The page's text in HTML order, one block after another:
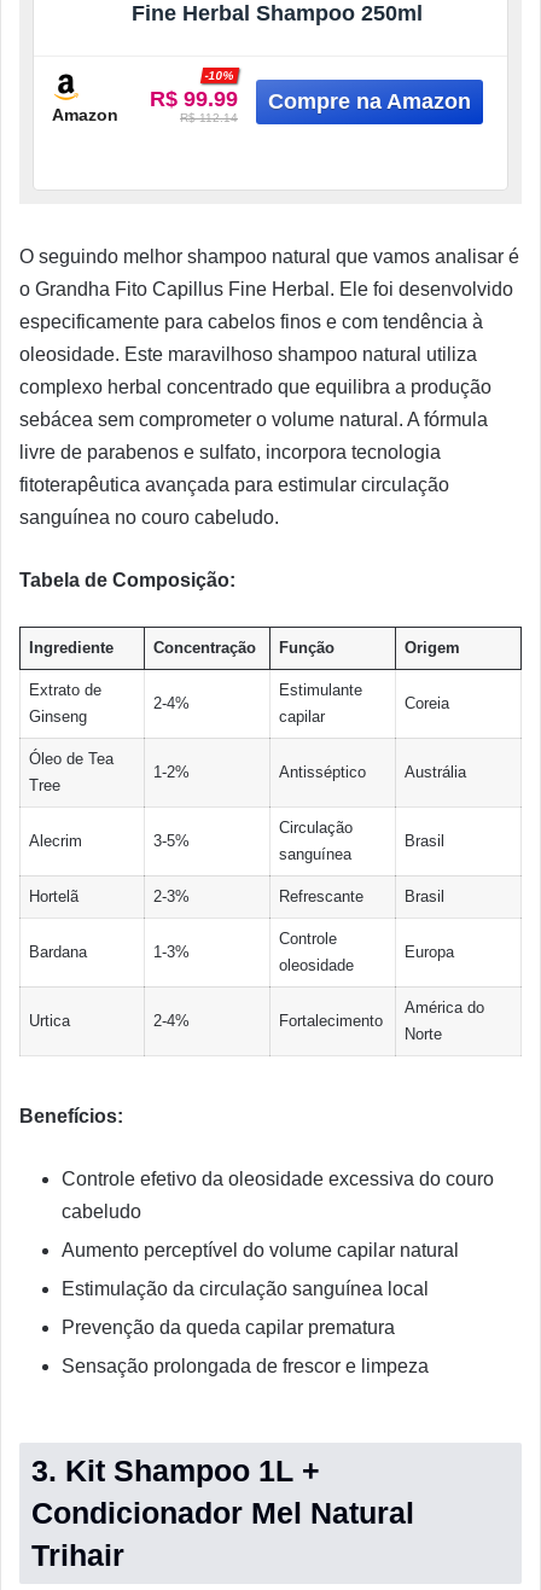
Fine Herbal Shampoo 250ml
Amazon
R$ 99.99
-10%
R$ 112.14
O seguindo melhor shampoo natural que vamos analisar é
o Grandha Fito Capillus Fine Herbal. Ele foi desenvolvido
especificamente para cabelos finos e com tendência à
oleosidade. Este maravilhoso shampoo natural utiliza
complexo herbal concentrado que equilibra a produção
sebácea sem comprometer o volume natural. A fórmula
livre de parabenos e sulfato, incorpora tecnologia
fitoterapêutica avançada para estimular circulação
sanguínea no couro cabeludo.
Tabela de Composição:
Ingrediente Concentração Função Origem
Extrato de
Ginseng
2-4%
Estimulante
capilar
Coreia
Óleo de Tea
Tree
1-2% Antisséptico Austrália
Alecrim 3-5%
Circulação
sanguínea
Brasil
Hortelã 2-3% Refrescante Brasil
Bardana 1-3%
Controle
oleosidade
Europa
Urtica 2-4% Fortalecimento
América do
Norte
Benefícios:
Controle efetivo da oleosidade excessiva do couro
cabeludo
Aumento perceptível do volume capilar natural
Estimulação da circulação sanguínea local
Prevenção da queda capilar prematura
Sensação prolongada de frescor e limpeza
3. Kit Shampoo 1L +
Condicionador Mel Natural
Trihair